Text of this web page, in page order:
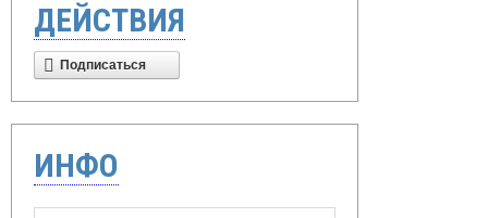
ДЕЙСТВИЯ
Подписаться
ИНФО